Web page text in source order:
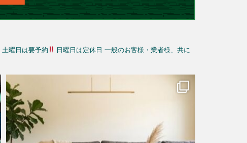
土曜日は要予約 日曜日は定休日 一般のお客様・業者様、共に